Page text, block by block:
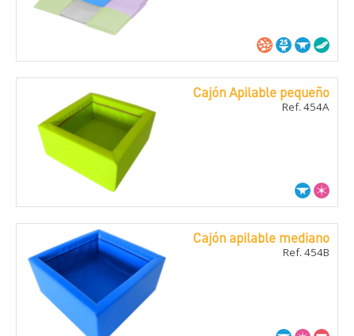
Cajón Apilable pequeño
Ref. 454A
Cajón apilable mediano
Ref. 454B